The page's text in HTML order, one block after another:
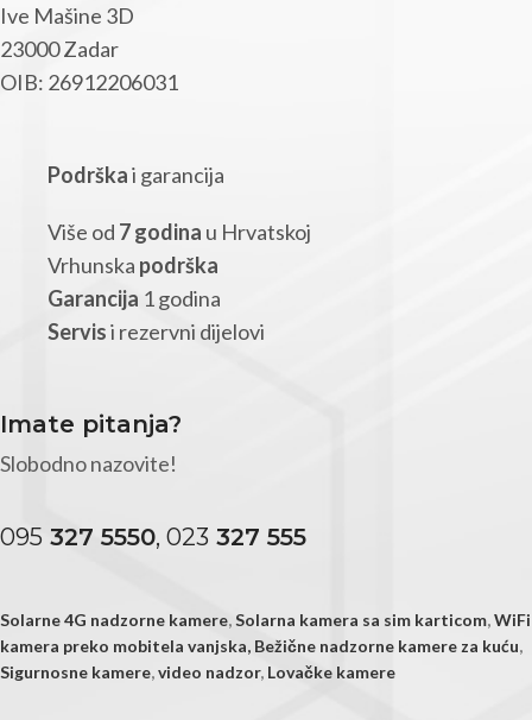
Ive Mašine 3D
23000 Zadar
OIB: 26912206031
Podrškai garancija
Više od 7 godina u Hrvatskoj
Vrhunska podrška
Garancija 1 godina
Servisi rezervni dijelovi
Imate pitanja?
Slobodno nazovite!
095 327 5550, 023 327 555
Solarne 4G nadzorne kamere,Solarna kamera sa sim karticom,WiFi
kamera preko mobitela vanjska, Bežične nadzorne kamere za kuću,
Sigurnosne kamere,video nadzor, Lovačke kamere